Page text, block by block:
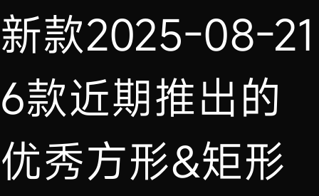
新款2025-08-21
6款近期推出的
优秀方形&矩形